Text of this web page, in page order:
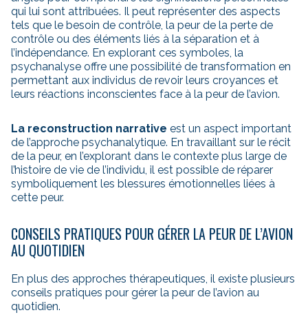
qui lui sont attribuées. Il peut représenter des aspects
tels que le besoin de contrôle, la peur de la perte de
contrôle ou des éléments liés à la séparation et à
l’indépendance. En explorant ces symboles, la
psychanalyse offre une possibilité de transformation en
permettant aux individus de revoir leurs croyances et
leurs réactions inconscientes face à la peur de l’avion.
La reconstruction narrative est un aspect important
de l’approche psychanalytique. En travaillant sur le récit
de la peur, en l’explorant dans le contexte plus large de
l’histoire de vie de l’individu, il est possible de réparer
symboliquement les blessures émotionnelles liées à
cette peur.
CONSEILS PRATIQUES POUR GÉRER LA PEUR DE L’AVION
AU QUOTIDIEN
En plus des approches thérapeutiques, il existe plusieurs
conseils pratiques pour gérer la peur de l’avion au
quotidien.